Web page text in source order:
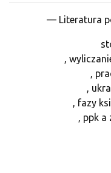
— Literatura
,
,
,
, fazy
, ppk a